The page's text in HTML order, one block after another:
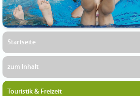
Startseite
zum Inhalt
Touristik & Freizeit